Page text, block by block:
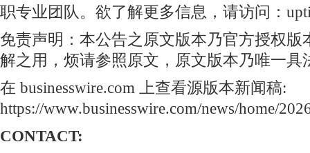
职专业团队。欲了解更多信息，请访问：
免责声明：本公告之原文版本乃官方授权版
解之用，烦请参照原文，原文版本乃唯一具
在 businesswire.com
上查看源版本新闻稿:
https://www.businesswire.com/news/home/
CONTACT: